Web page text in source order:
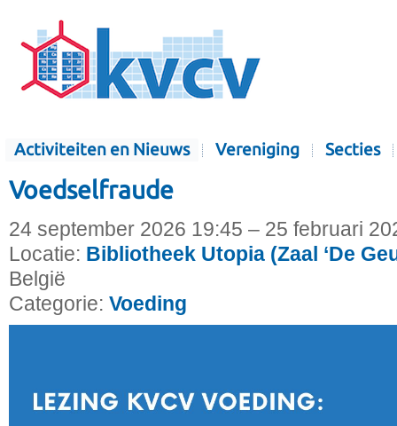
Activiteiten en Nieuws Vereniging Secties
Voedselfraude
24 september 2026 19:45 – 25 februari
Locatie: Bibliotheek Utopia (Zaal ‘De
België
Categorie: Voeding